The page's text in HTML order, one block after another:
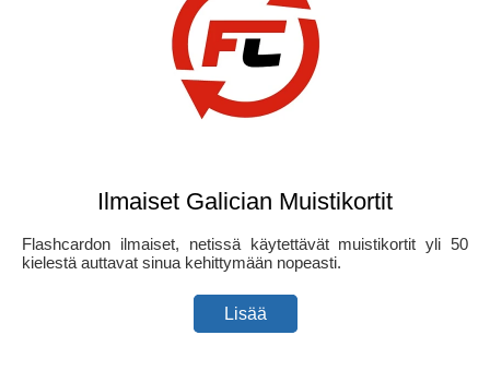
Ilmaiset Galician Muistikortit
Flashcardon ilmaiset, netissä käytettävät muistikortit yli 50
kielestä auttavat sinua kehittymään nopeasti.
Lisää